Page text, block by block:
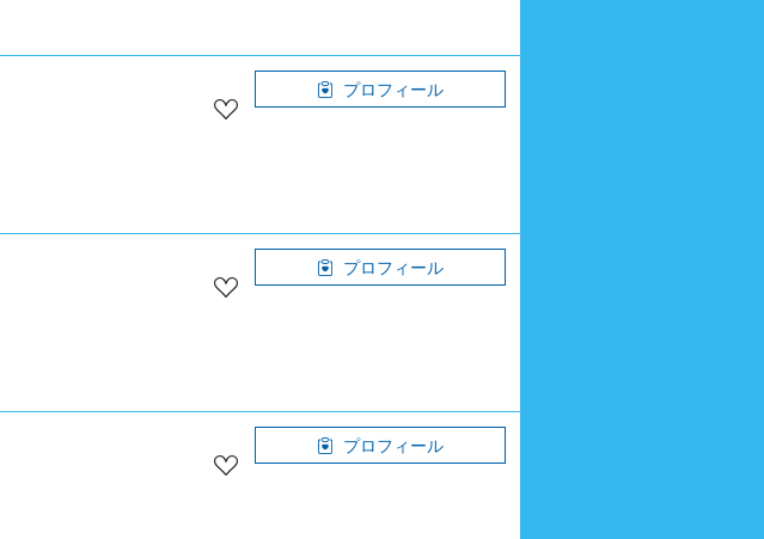
プロフィール
プロフィール
プロフィール